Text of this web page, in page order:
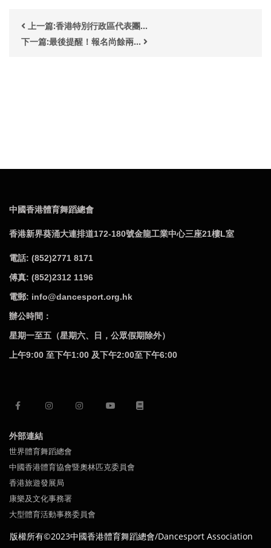
上一篇:香港特別行政區代表團...
下一篇:最後提醒！報名尚餘兩...
中國香港體育舞蹈總會
香港新界葵涌大連排道172-180號金龍工業中心三座21樓L室
電話: (852)2771 8171
傅真: (852)2312 1196
電郵: info@dancesport.org.hk
辦公時間：
星期一至五（星期六、日，公眾假期除外）
上午9:00 至下午1:00 及下午2:00至下午6:00
外部連結
世界體育舞蹈總會
中國香港體育協會暨奧林匹克委員會
香港旅遊發展局
康樂及文化事務署
大型體育活動事務委員會
版權所有©2023中國香港體育舞蹈總會/Dancesport Association